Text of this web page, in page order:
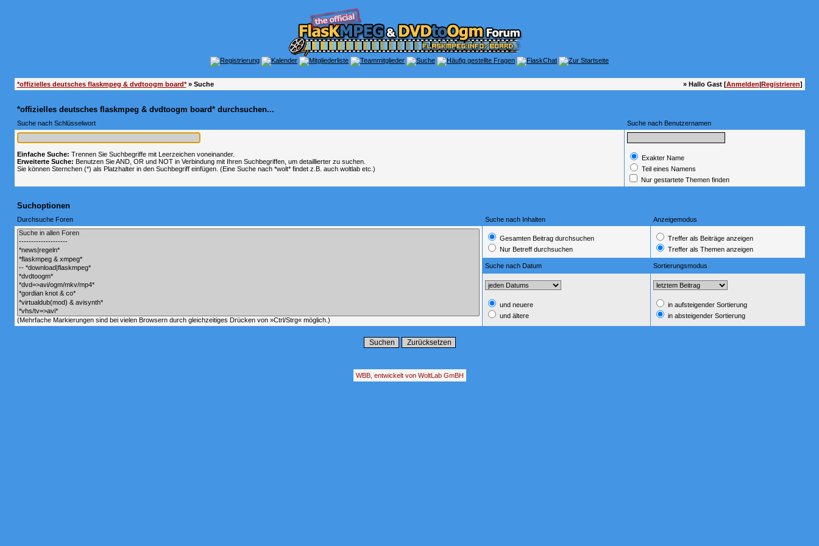
*offizielles deutsches flaskmpeg & dvdtoogm board*» Suche » Hallo Gast [Anmelden|Registrieren]
*offizielles deutsches flaskmpeg & dvdtoogm board* durchsuchen...
Suche nach Schlüsselwort Suche nach Benutzernamen
Einfache Suche: Trennen Sie Suchbegriffe mit Leerzeichen voneinander.
Erweiterte Suche: Benutzen Sie AND, OR und NOT in Verbindung mit Ihren Suchbegriffen, um detaillierter zu suchen.
Sie können Sternchen (*) als Platzhalter in den Suchbegriff einfügen. (Eine Suche nach *wolt* findet z.B. auch woltlab etc.)
Exakter Name
Teil eines Namens
Nur gestartete Themen finden
Suchoptionen
Durchsuche Foren Suche nach Inhalten Anzeigemodus
(Mehrfache Markierungen sind bei vielen Browsern durch gleichzeitiges Drücken von »Ctrl/Strg« möglich.)
Gesamten Beitrag durchsuchen
Nur Betreff durchsuchen
Treffer als Beiträge anzeigen
Treffer als Themen anzeigen
Suche nach Datum Sortierungsmodus
und neuere
und ältere
in aufsteigender Sortierung
in absteigender Sortierung
WBB, entwickelt von WoltLab GmBH